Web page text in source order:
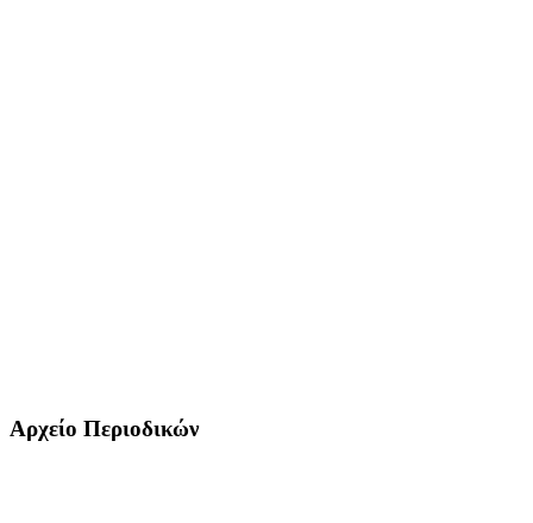
Αρχείο Περιοδικών